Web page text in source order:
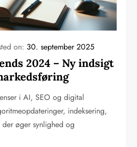
on: 30. september 2025
2024 – Ny indsigt
i AI, SEO og digital
indeksering,
øger synlighed og